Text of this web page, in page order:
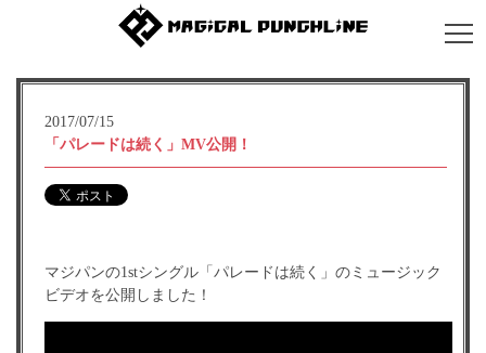
2017/07/15
「パレードは続く」MV公開！
マジパンの1stシングル「パレードは続く」のミュージック
ビデオを公開しました！